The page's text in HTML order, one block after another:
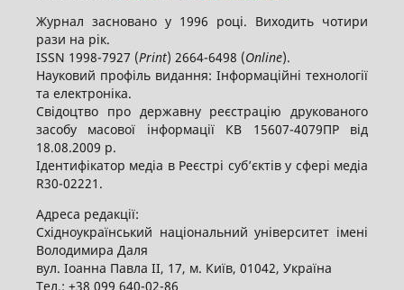
Журнал засновано у 1996 році. Виходить чотири
рази на рік.
ISSN 1998-7927 (Print) 2664-6498 (Online).
Науковий профіль видання: Інформаційні технології
та електроніка.
Свідоцтво про державну реєстрацію друкованого
засобу масової інформації КВ 15607-4079ПР від
18.08.2009 р.
Ідентифікатор медіа в Реєстрі суб’єктів у сфері медіа
R30-02221.
Адреса редакції:
Східноукраїнський національний університет імені
Володимира Даля
вул. Іоанна Павла ІІ, 17, м. Київ, 01042, Україна
Тел.: +38 099 640-02-86